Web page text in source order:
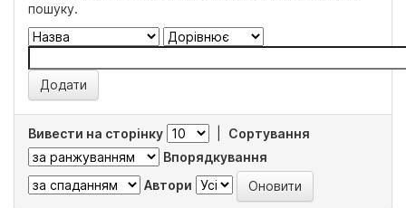
пошуку.
Вивести на сторінку
Сортування
Впорядкування
Автори